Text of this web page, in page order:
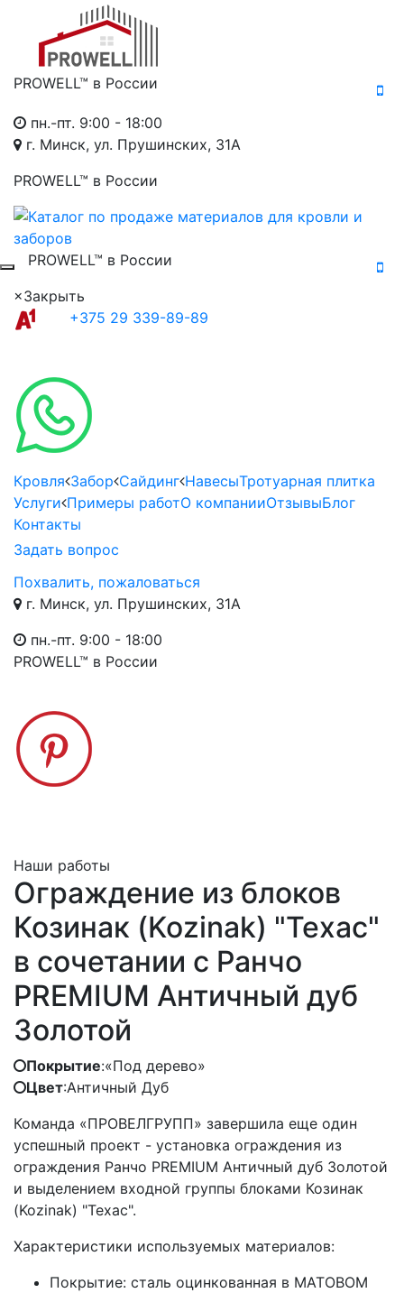
PROWELL™ в России
пн.-пт. 9:00 - 18:00
г. Минск, ул. Прушинских, 31А
PROWELL™ в России
PROWELL™ в России
×Закрыть
+375 29 339-89-89
Кровля Забор Сайдинг НавесыТротуарная плитка
Услуги Примеры работО компанииОтзывыБлог
Контакты
Задать вопрос
Похвалить, пожаловаться
г. Минск, ул. Прушинских, 31А
пн.-пт. 9:00 - 18:00
PROWELL™ в России
Наши работы
Ограждение из блоков
Козинак (Kozinak) "Техас"
в сочетании с Ранчо
PREMIUM Античный дуб
Золотой
Покрытие:«Под дерево»
Цвет:Античный Дуб
Команда «ПРОВЕЛГРУПП» завершила еще один
успешный проект - установка ограждения из
ограждения Ранчо PREMIUM Античный дуб Золотой
и выделением входной группы блоками Козинак
(Kozinak) "Техас".
Характеристики используемых материалов:
Покрытие: сталь оцинкованная в МАТОВОМ